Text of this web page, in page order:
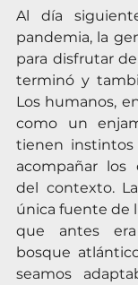
Al día
pandemia, la
para disfrutar
terminó y
Los humanos,
como un
tienen
acompañar los
del contexto.
única fuente de
que antes
bosque
seamos